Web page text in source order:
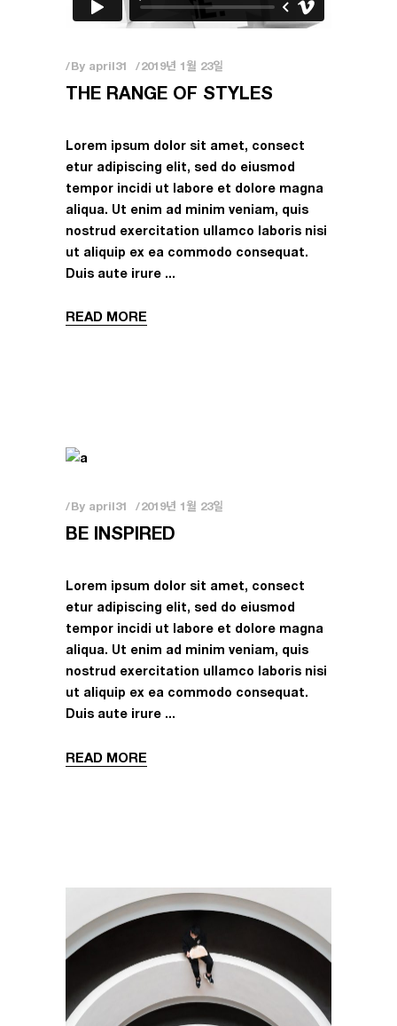
By april31 2019년 1월 23일
THE RANGE OF STYLES
Lorem ipsum dolor sit amet, consect
etur adipiscing elit, sed do eiusmod
tempor incidi ut labore et dolore magna
aliqua. Ut enim ad minim veniam, quis
nostrud exercitation ullamco laboris nisi
ut aliquip ex ea commodo consequat.
Duis aute irure
READ MORE
By april31 2019년 1월 23일
BE INSPIRED
Lorem ipsum dolor sit amet, consect
etur adipiscing elit, sed do eiusmod
tempor incidi ut labore et dolore magna
aliqua. Ut enim ad minim veniam, quis
nostrud exercitation ullamco laboris nisi
ut aliquip ex ea commodo consequat.
Duis aute irure
READ MORE